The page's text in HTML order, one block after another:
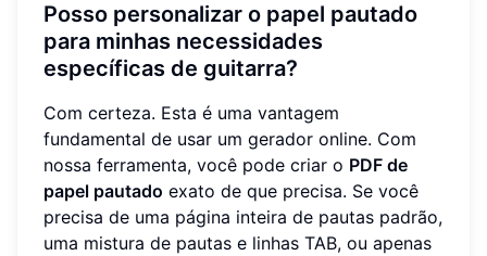
Posso personalizar o papel pautado
para minhas necessidades
específicas de guitarra?
Com certeza. Esta é uma vantagem
fundamental de usar um gerador online. Com
nossa ferramenta, você pode criar o PDF de
papel pautado exato de que precisa. Se você
precisa de uma página inteira de pautas padrão,
uma mistura de pautas e linhas TAB, ou apenas